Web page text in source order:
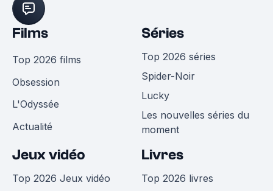
Films
Top 2026 films
Obsession
L'Odyssée
Actualité
Séries
Top 2026 séries
Spider-Noir
Lucky
Les nouvelles séries du
moment
Jeux vidéo
Top 2026 Jeux vidéo
Livres
Top 2026 livres